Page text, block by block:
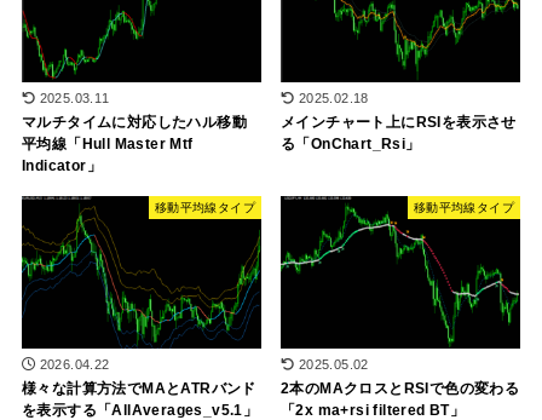
2025.03.11
マルチタイムに対応したハル移動
平均線「Hull Master Mtf
Indicator」
2025.02.18
メインチャート上にRSIを表示させ
る「OnChart_Rsi」
移動平均線タイプ
2026.04.22
様々な計算方法でMAとATRバンド
を表示する「AllAverages_v5.1」
移動平均線タイプ
2025.05.02
2本のMAクロスとRSIで色の変わる
「2x ma+rsi filtered BT」